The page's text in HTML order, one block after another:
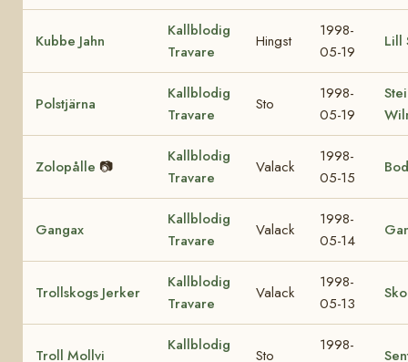
Kubbe Jahn
Kallblodig
Travare
Hingst
1998-
05-19
Lill
Polstjärna
Kallblodig
Travare
Sto
1998-
05-19
Zolopålle 📷
Kallblodig
Travare
Valack
1998-
05-15
Gangax
Kallblodig
Travare
Valack
1998-
05-14
Trollskogs Jerker
Kallblodig
Travare
Valack
1998-
05-13
Troll Mollvi
Kallblodig
Sto
1998-